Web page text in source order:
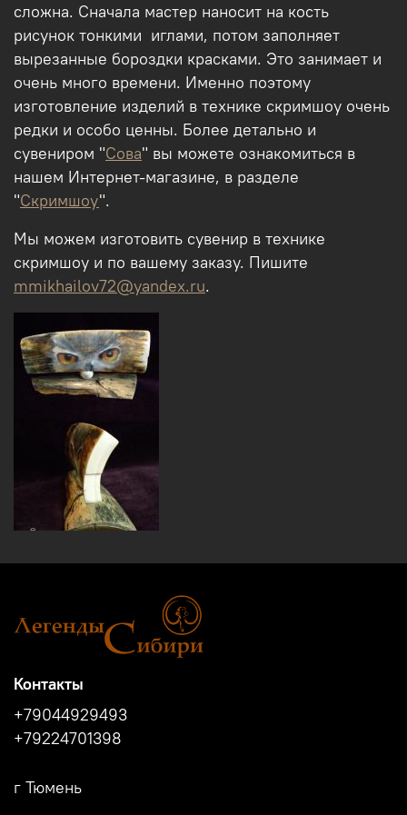
сложна. Сначала мастер наносит на кость
рисунок тонкими иглами, потом заполняет
вырезанные бороздки красками. Это занимает и
очень много времени. Именно поэтому
изготовление изделий в технике скримшоу очень
редки и особо ценны. Более детально и
сувениром "Сова" вы можете ознакомиться в
нашем Интернет-магазине, в разделе
"Скримшоу".
Мы можем изготовить сувенир в технике
скримшоу и по вашему заказу. Пишите
mmikhailov72@yandex.ru.
Контакты
+79044929493
+79224701398
г Тюмень